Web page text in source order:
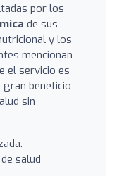
por los
de sus
y los
mencionan
el servicio es
beneficio
sin
salud